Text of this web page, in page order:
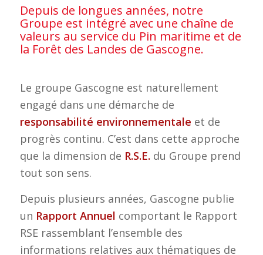
Depuis de longues années, notre
Groupe est intégré avec une chaîne de
valeurs au service du Pin maritime et de
la Forêt des Landes de Gascogne.
Le groupe Gascogne est naturellement
engagé dans une démarche de
responsabilité environnementale et de
progrès continu. C’est dans cette approche
que la dimension de R.S.E. du Groupe prend
tout son sens.
Depuis plusieurs années, Gascogne publie
un Rapport Annuel comportant le Rapport
RSE rassemblant l’ensemble des
informations relatives aux thématiques de